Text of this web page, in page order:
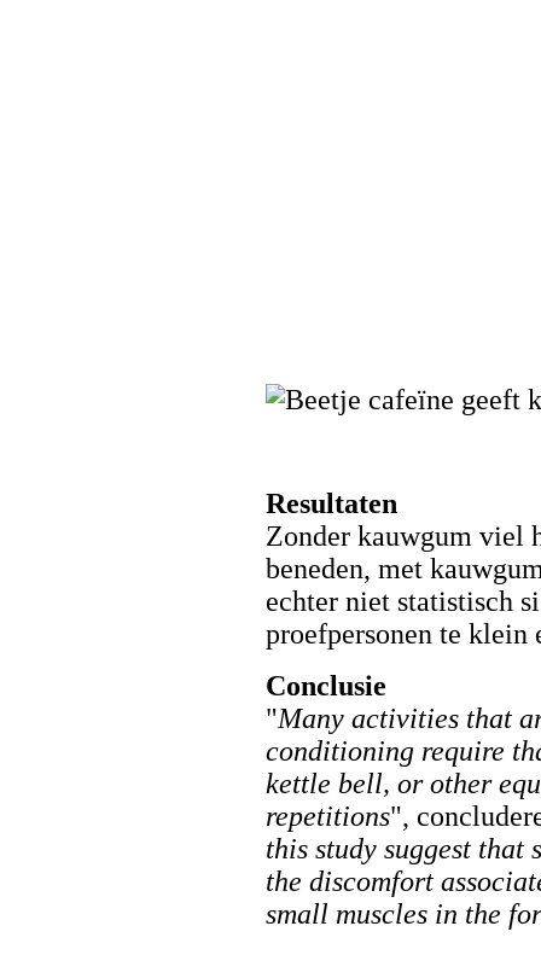
Resultaten
Zonder kauwgum viel
beneden, met
echter niet statistisch
proefpersonen te klein
Conclusie
"Many activities that
conditioning require
kettle bell, or other
repetitions",
this study suggest that
the discomfort
small muscles in the